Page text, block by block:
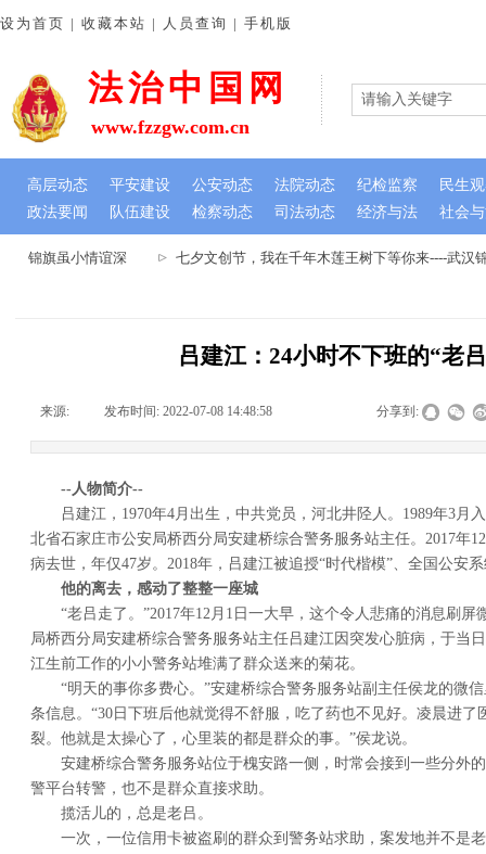
锦旗虽小情谊深 七夕文创节，我在千年木莲王树下等你来----武汉
法治中国网
政法要闻 队伍建设 检察动态 司法动态 经济与法 社会
设为首页 | 收藏本站 | 人员查询 | 手机版
www.fzzgw.com.cn
高层动态 平安建设 公安动态 法院动态 纪检监察 民生
吕建江：24小时不下班的“老
来源: 发布时间: 2022-07-08 14:48:58 分享到:
--人物简介--
吕建江，1970年4月出生，中共党员，河北井陉人。1989年3月
北省石家庄市公安局桥西分局安建桥综合警务服务站主任。2017年
病去世，年仅47岁。2018年，吕建江被追授“时代楷模”、全国公安
他的离去，感动了整整一座城
“老吕走了。”2017年12月1日一大早，这个令人悲痛的消息刷
局桥西分局安建桥综合警务服务站主任吕建江因突发心脏病，于当
江生前工作的小小警务站堆满了群众送来的菊花。
“明天的事你多费心。”安建桥综合警务服务站副主任侯龙的微
条信息。“30日下班后他就觉得不舒服，吃了药也不见好。凌晨进了
裂。他就是太操心了，心里装的都是群众的事。”侯龙说。
安建桥综合警务服务站位于槐安路一侧，时常会接到一些分外
警平台转警，也不是群众直接求助。
揽活儿的，总是老吕。
一次，一位信用卡被盗刷的群众到警务站求助，案发地并不是